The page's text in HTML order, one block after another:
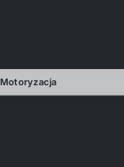
Motoryzacja